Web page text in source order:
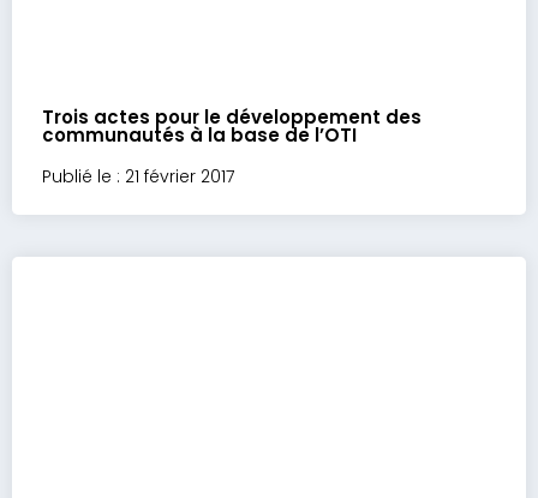
Trois actes pour le développement des
communautés à la base de l’OTI
Publié le : 21 février 2017